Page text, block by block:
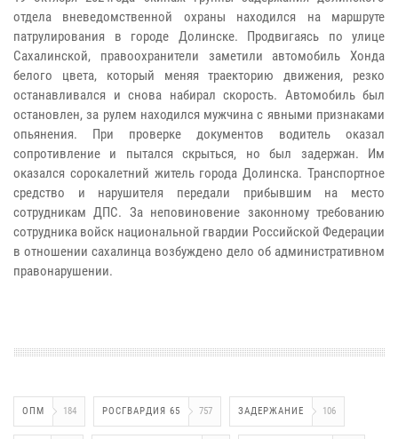
отдела вневедомственной охраны находился на маршруте
патрулирования в городе Долинске. Продвигаясь по улице
Сахалинской, правоохранители заметили автомобиль Хонда
белого цвета, который меняя траекторию движения, резко
останавливался и снова набирал скорость. Автомобиль был
остановлен, за рулем находился мужчина с явными признаками
опьянения. При проверке документов водитель оказал
сопротивление и пытался скрыться, но был задержан. Им
оказался сорокалетний житель города Долинска. Транспортное
средство и нарушителя передали прибывшим на место
сотрудникам ДПС. За неповиновение законному требованию
сотрудника войск национальной гвардии Российской Федерации
в отношении сахалинца возбуждено дело об административном
правонарушении.
ОПМ 184 РОСГВАРДИЯ 65 757 ЗАДЕРЖАНИЕ 106